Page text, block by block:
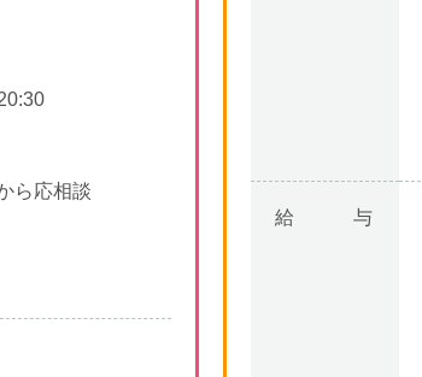
ら応相談
給与